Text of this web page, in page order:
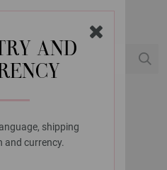
AND
shipping
and currency.
PARA